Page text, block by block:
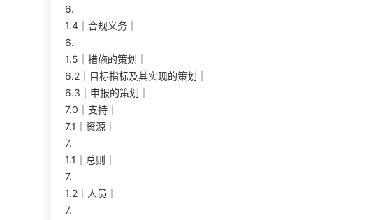
6.
1.4｜合规义务｜
6.
1.5｜措施的策划｜
6.2｜目标指标及其实现的策划｜
6.3｜申报的策划｜
7.0｜支持｜
7.1｜资源｜
7.
1.1｜总则｜
7.
1.2｜人员｜
7.